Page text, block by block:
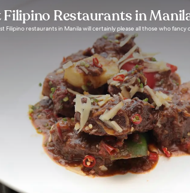
Filipino Restaurants in
Filipino restaurants in Manila will certainly please all those who